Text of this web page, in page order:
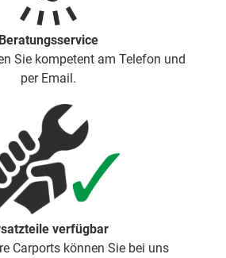
Beratungsservice
Sie kompetent am Telefon und
per Email.
verfügbar
Carports können Sie bei uns